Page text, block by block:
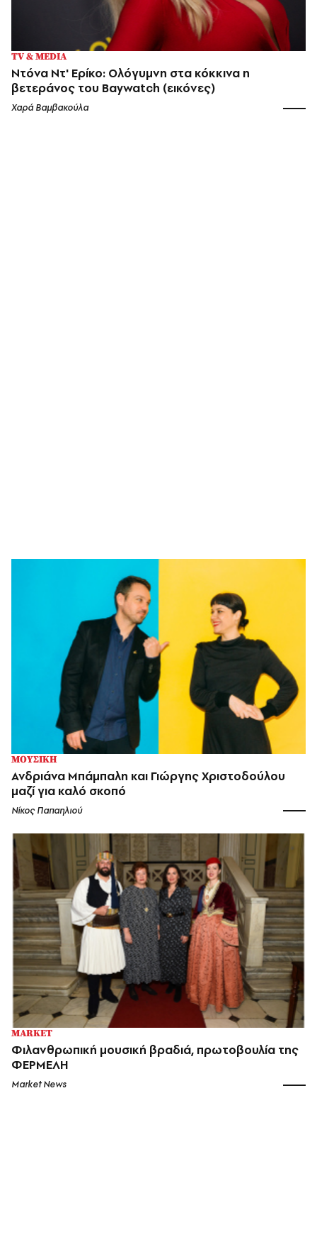
TV & MEDIA
Ντόνα Ντ' Ερίκο: Ολόγυμνη στα κόκκινα η
βετεράνος του Baywatch (εικόνες)
Χαρά Βαμβακούλα
ΜΟΥΣΙΚΗ
Ανδριάνα Μπάμπαλη και Γιώργης Χριστοδούλου
μαζί για καλό σκοπό
Νίκος Παπαηλιού
MARKET
Φιλανθρωπική μουσική βραδιά, πρωτοβουλία της
ΦΕΡΜΕΛΗ
Market News